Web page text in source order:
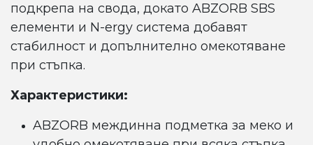
подкрепа на свода, докато ABZORB SBS
елементи и N-ergy система добавят
стабилност и допълнително омекотяване
при стъпка.
Характеристики:
ABZORB междинна подметка за меко и